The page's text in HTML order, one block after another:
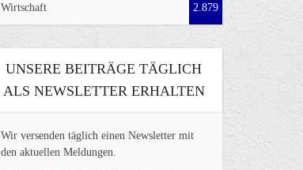
Wirtschaft 2.879
UNSERE BEITRÄGE TÄGLICH
ALS NEWSLETTER ERHALTEN
Wir versenden täglich einen Newsletter mit
den aktuellen Meldungen.